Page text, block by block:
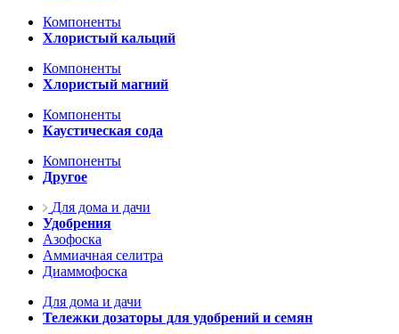
Компоненты
Хлористый кальций
Компоненты
Хлористый магний
Компоненты
Каустическая сода
Компоненты
Другое
Для дома и дачи
Удобрения
Азофоска
Аммиачная селитра
Диаммофоска
Для дома и дачи
Тележки дозаторы для удобрений и семян